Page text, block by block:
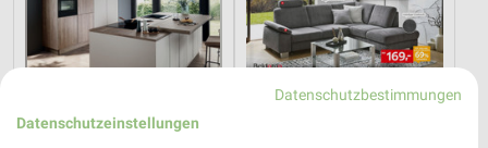
Datenschutzbestimmungen
Datenschutzeinstellungen